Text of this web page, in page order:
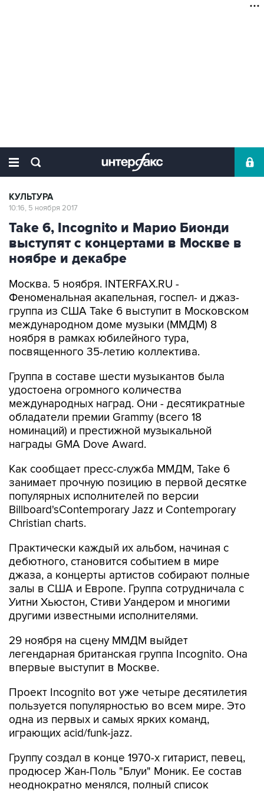
КУЛЬТУРА
10:16, 5 ноября 2017
Take 6, Incognito и Марио Бионди
выступят с концертами в Москве в
ноябре и декабре
Москва. 5 ноября. INTERFAX.RU -
Феноменальная акапельная, госпел- и джаз-
группа из США Take 6 выступит в Московском
международном доме музыки (ММДМ) 8
ноября в рамках юбилейного тура,
посвященного 35-летию коллектива.
Группа в составе шести музыкантов была
удостоена огромного количества
международных наград. Они - десятикратные
обладатели премии Grammy (всего 18
номинаций) и престижной музыкальной
награды GMA Dove Award.
Как сообщает пресс-служба ММДМ, Take 6
занимает прочную позицию в первой десятке
популярных исполнителей по версии
Billboard'sContemporary Jazz и Contemporary
Christian charts.
Практически каждый их альбом, начиная с
дебютного, становится событием в мире
джаза, а концерты артистов собирают полные
залы в США и Европе. Группа сотрудничала с
Уитни Хьюстон, Стиви Уандером и многими
другими известными исполнителями.
29 ноября на сцену ММДМ выйдет
легендарная британская группа Incognito. Она
впервые выступит в Москве.
Проект Incоgnito вот уже четыре десятилетия
пользуется популярностью во всем мире. Это
одна из первых и самых ярких команд,
играющих acid/funk-jazz.
Группу создал в конце 1970-х гитарист, певец,
продюсер Жан-Поль "Блуи" Моник. Ее состав
неоднократно менялся, полный список